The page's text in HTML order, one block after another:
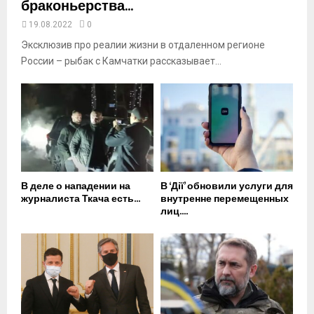
браконьерства...
19.08.2022 0
Эксклюзив про реалии жизни в отдаленном регионе
России – рыбак с Камчатки рассказывает...
В деле о нападении на
журналиста Ткача есть...
В ‘Дії’ обновили услуги для
внутренне перемещенных
лиц....